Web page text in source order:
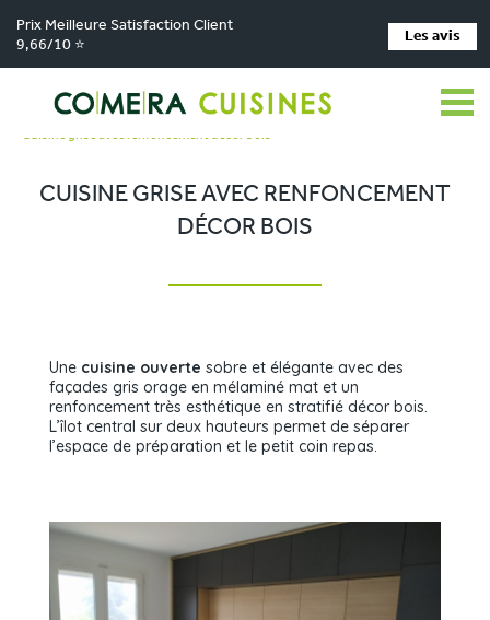
Prix Meilleure Satisfaction Client
9,66/10 ⭐
Les avis
Comera Cuisines > Nos magasins de cuisine >
Cuisiniste MAIZIERES LA GRANDE PAROISSE > Réalisations
Cuisine grise avec renfoncement décor bois
CUISINE GRISE AVEC RENFONCEMENT
DÉCOR BOIS
Une cuisine ouverte sobre et élégante avec des
façades gris orage en mélaminé mat et un
renfoncement très esthétique en stratifié décor bois.
L’îlot central sur deux hauteurs permet de séparer
l’espace de préparation et le petit coin repas.